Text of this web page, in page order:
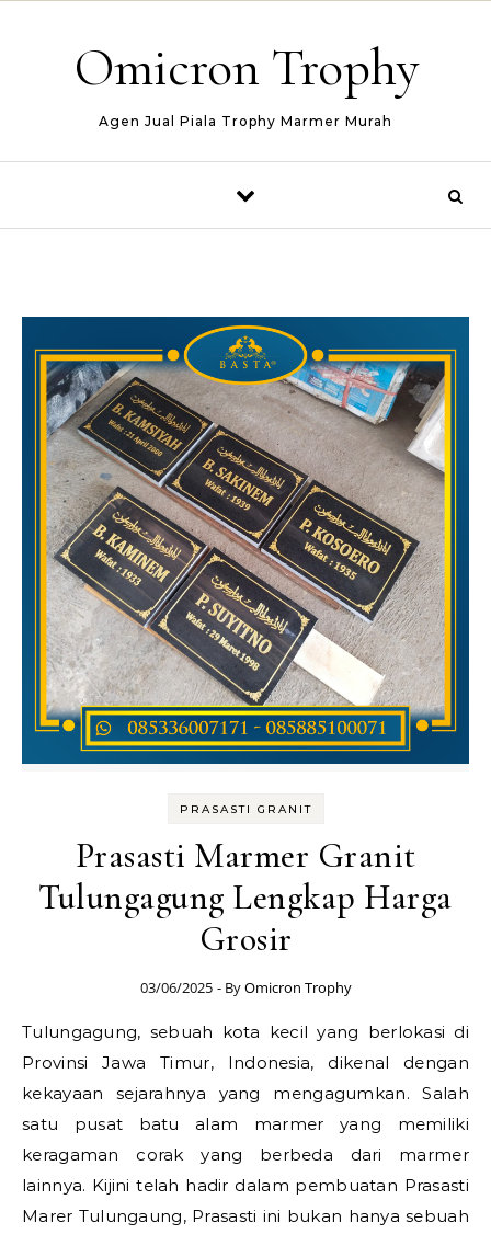
Omicron Trophy
Agen Jual Piala Trophy Marmer Murah
PRASASTI GRANIT
Prasasti Marmer Granit
Tulungagung Lengkap Harga
Grosir
03/06/2025 - ByOmicron Trophy
Tulungagung, sebuah kota kecil yang berlokasi di
Provinsi Jawa Timur, Indonesia, dikenal dengan
kekayaan sejarahnya yang mengagumkan. Salah
satu pusat batu alam marmer yang memiliki
keragaman corak yang berbeda dari marmer
lainnya. Kijini telah hadir dalam pembuatan Prasasti
Marer Tulungaung, Prasasti ini bukan hanya sebuah